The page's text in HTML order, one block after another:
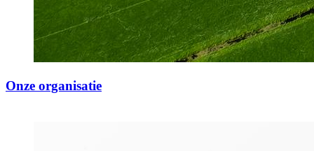
Onze organisatie